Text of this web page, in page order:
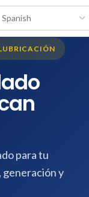
para tu
generación y